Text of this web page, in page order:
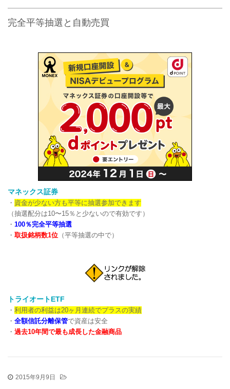
完全平等抽選と自動売買
マネックス証券
・ 資金が少ない方も平等に抽選参加できます
（抽選配分は10〜15％と少ないので有効です）
・ 100％完全平等抽選
・ 取扱銘柄数1位 （平等抽選の中で）
トライオートETF
・ 利用者の利益は20ヶ月連続でプラスの実績
・ 全額信託分離保管で資産は安全
・ 過去10年間で最も成長した金融商品
2015年9月9日